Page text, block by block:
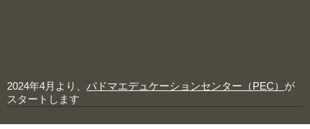
2024年4月より、 パドマエデュケーションセンター（PEC） が
スタートします